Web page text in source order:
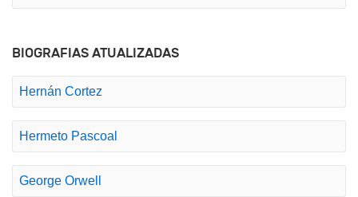
BIOGRAFIAS ATUALIZADAS
Hernán Cortez
Hermeto Pascoal
George Orwell